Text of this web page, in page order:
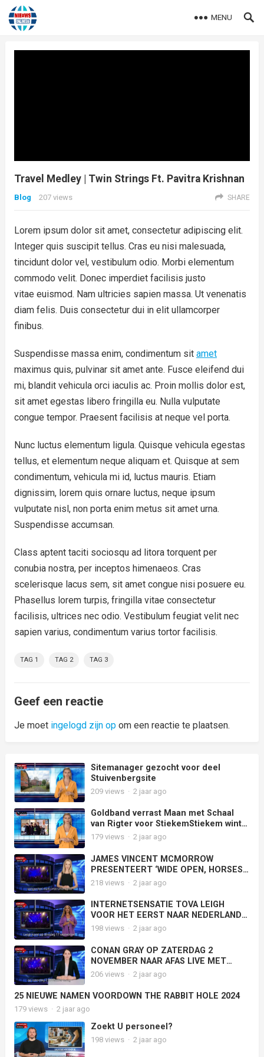
MENU
Travel Medley | Twin Strings Ft. Pavitra Krishnan
Blog 207views SHARE
Lorem ipsum dolor sit amet, consectetur adipiscing elit.
Integer quis suscipit tellus. Cras eu nisi malesuada,
tincidunt dolor vel, vestibulum odio. Morbi elementum
commodo velit. Donec imperdiet facilisis justo
vitae euismod. Nam ultricies sapien massa. Ut venenatis
diam felis. Duis consectetur dui in elit ullamcorper
finibus.
Suspendisse massa enim, condimentum sit amet
maximus quis, pulvinar sit amet ante. Fusce eleifend dui
mi, blandit vehicula orci iaculis ac. Proin mollis dolor est,
sit amet egestas libero fringilla eu. Nulla vulputate
congue tempor. Praesent facilisis at neque vel porta.
Nunc luctus elementum ligula. Quisque vehicula egestas
tellus, et elementum neque aliquam et. Quisque at sem
condimentum, vehicula mi id, luctus mauris. Etiam
dignissim, lorem quis ornare luctus, neque ipsum
vulputate nisl, non porta enim metus sit amet urna.
Suspendisse accumsan.
Class aptent taciti sociosqu ad litora torquent per
conubia nostra, per inceptos himenaeos. Cras
scelerisque lacus sem, sit amet congue nisi posuere eu.
Phasellus lorem turpis, fringilla vitae consectetur
facilisis, ultrices nec odio. Vestibulum feugiat velit nec
sapien varius, condimentum varius tortor facilisis.
TAG 1 TAG 2 TAG 3
Geef een reactie
Je moet ingelogd zijn opom een reactie te plaatsen.
Sitemanager gezocht voor deel
Stuivenbergsite
209views · 2 jaar ago
Goldband verrast Maan met Schaal
van Rigter voor StiekemStiekem wint
hiermee de eerste 3FM Award van
Nederlandse track
179views · 2 jaar ago
JAMES VINCENT MCMORROW
PRESENTEERT ‘WIDE OPEN, HORSES’
OP 19 JUNI IN CARRÉ AMSTERDAM
218views · 2 jaar ago
INTERNETSENSATIE TOVA LEIGH
VOOR HET EERST NAAR NEDERLAND
VOOR COMEDYSHOW
198views · 2 jaar ago
CONAN GRAY OP ZATERDAG 2
NOVEMBER NAAR AFAS LIVE MET
‘FOUND HEAVEN ON TOUR’
206views · 2 jaar ago
25 NIEUWE NAMEN VOORDOWN THE RABBIT HOLE 2024
179views · 2 jaar ago
Zoekt U personeel?
198views · 2 jaar ago